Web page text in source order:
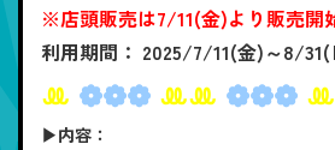
※店頭販売は7/11(金)より販売開
利用期間： 2025/7/11(金)～8/31(
ꔛ ❁❁❁ ꔛꔛ ❁❁❁ ꔛ
▶内容：